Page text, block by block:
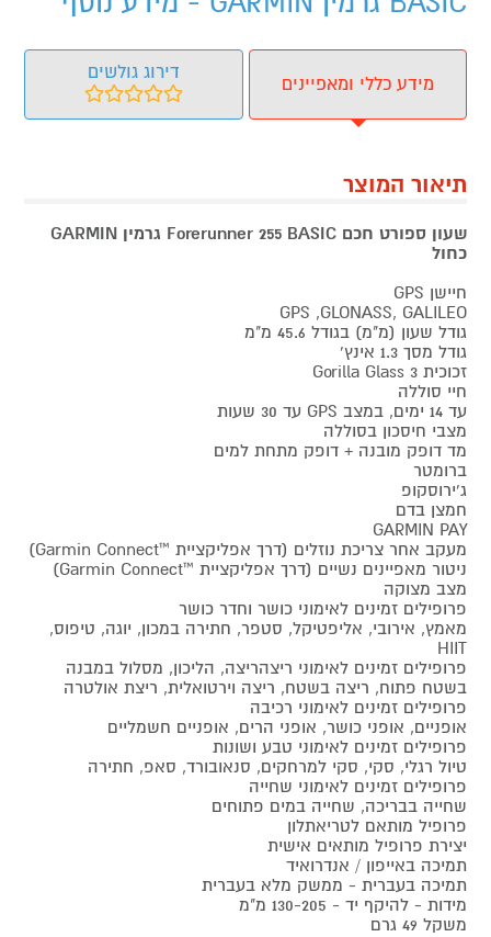
מידע כללי ומאפיינים
דירוג גולשים
תיאור המוצר
שעון ספורט חכם Forerunner 255 BASIC גרמין GARMIN
כחול
חיישן GPS
GPS ,GLONASS, GALILEO
גודל שעון (מ"מ) בגודל 45.6 מ"מ
גודל מסך 1.3 אינץ'
זכוכית Gorilla Glass 3
חיי סוללה
עד 14 ימים, במצב GPS עד 30 שעות
מצבי חיסכון בסוללה
מד דופק מובנה + דופק מתחת למים
ברומטר
ג'ירוסקופ
חמצן בדם
GARMIN PAY
מעקב אחר צריכת נוזלים (דרך אפליקציית ™Garmin Connect)
ניטור מאפיינים נשיים (דרך אפליקציית ™Garmin Connect)
מצב מצוקה
פרופילים זמינים לאימוני כושר וחדר כושר
מאמץ, אירובי, אליפטיקל, סטפר, חתירה במכון, יוגה, טיפוס,
HIIT
פרופילים זמינים לאימוני ריצהריצה, הליכון, מסלול במבנה
בשטח פתוח, ריצה בשטח, ריצה וירטואלית, ריצת אולטרה
פרופילים זמינים לאימוני רכיבה
אופניים, אופני כושר, אופני הרים, אופניים חשמליים
פרופילים זמינים לאימוני טבע ושונות
טיול רגלי, סקי, סקי למרחקים, סנאובורד, סאפ, חתירה
פרופילים זמינים לאימוני שחייה
שחייה בבריכה, שחייה במים פתוחים
פרופיל מותאם לטריאתלון
יצירת פרופיל מותאים אישית
תמיכה באייפון / אנדרואיד
תמיכה בעברית - ממשק מלא בעברית
מידות - להיקף יד - 130-205 מ"מ
משקל 49 גרם